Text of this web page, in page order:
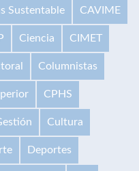
Sustentable CAVIME
Ciencia CIMET
Columnistas
CPHS
Cultura
Deportes